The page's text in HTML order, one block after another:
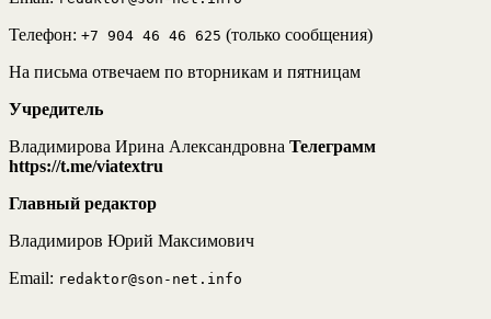
Телефон: +7 904 46 46 625 (только сообщения)
На письма отвечаем по вторникам и пятницам
Учредитель
Владимирова Ирина Александровна Телеграмм
https://t.me/viatextru
Главный редактор
Владимиров Юрий Максимович
Email: redaktor@son-net.info